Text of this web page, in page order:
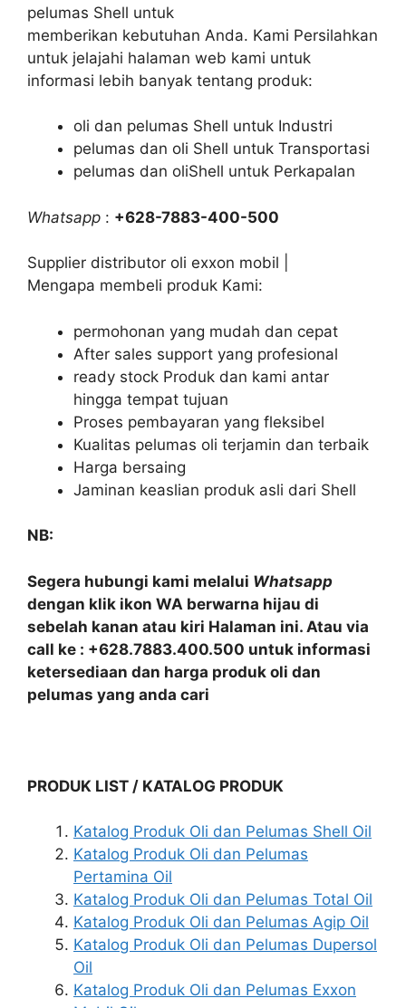
pelumas Shell untuk
memberikan kebutuhan Anda. Kami Persilahkan
untuk jelajahi halaman web kami untuk
informasi lebih banyak tentang produk:
oli dan pelumas Shell untuk Industri
pelumas dan oli Shell untuk Transportasi
pelumas dan oliShell untuk Perkapalan
Whatsapp : +628-7883-400-500
Supplier distributor oli exxon mobil |
Mengapa membeli produk Kami:
permohonan yang mudah dan cepat
After sales support yang profesional
ready stock Produk dan kami antar
hingga tempat tujuan
Proses pembayaran yang fleksibel
Kualitas pelumas oli terjamin dan terbaik
Harga bersaing
Jaminan keaslian produk asli dari Shell
NB:
Segera hubungi kami melalui Whatsapp
dengan klik ikon WA berwarna hijau di
sebelah kanan atau kiri Halaman ini. Atau via
call ke : +628.7883.400.500 untuk informasi
ketersediaan dan harga produk oli dan
pelumas yang anda cari
PRODUK LIST / KATALOG PRODUK
Katalog Produk Oli dan Pelumas Shell Oil
Katalog Produk Oli dan Pelumas
Pertamina Oil
Katalog Produk Oli dan Pelumas Total Oil
Katalog Produk Oli dan Pelumas Agip Oil
Katalog Produk Oli dan Pelumas Dupersol
Oil
Katalog Produk Oli dan Pelumas Exxon